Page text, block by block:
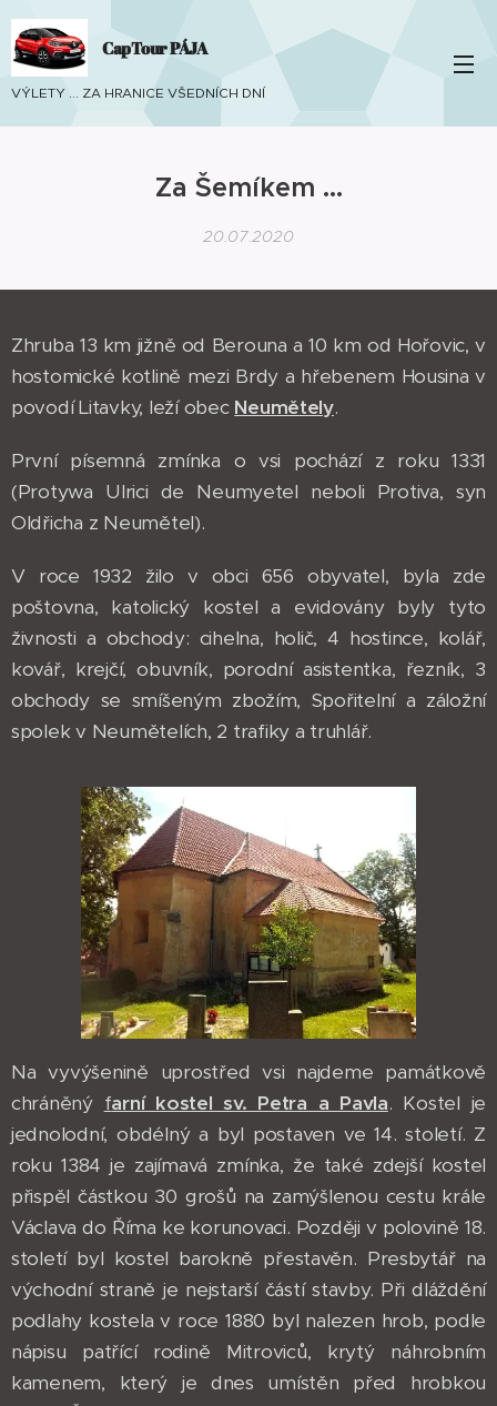
CapTour PÁJA
VÝLETY ... ZA HRANICE VŠEDNÍCH DNÍ
Za Šemíkem ...
20.07.2020
Zhruba 13 km jižně od Berouna a 10 km od Hořovic, v
hostomické kotlině mezi Brdy a hřebenem Housina v
povodí Litavky, leží obec Neumětely.
První písemná zmínka o vsi pochází z roku 1331
(Protywa Ulrici de Neumyetel neboli Protiva, syn
Oldřicha z Neumětel).
V roce 1932 žilo v obci 656 obyvatel, byla zde
poštovna, katolický kostel a evidovány byly tyto
živnosti a obchody: cihelna, holič, 4 hostince, kolář,
kovář, krejčí, obuvník, porodní asistentka, řezník, 3
obchody se smíšeným zbožím, Spořitelní a záložní
spolek v Neumětelích, 2 trafiky a truhlář.
Na vyvýšenině uprostřed vsi najdeme památkově
chráněný farní kostel sv. Petra a Pavla. Kostel je
jednolodní, obdélný a byl postaven ve 14. století. Z
roku 1384 je zajímavá zmínka, že také zdejší kostel
přispěl částkou 30 grošů na zamýšlenou cestu krále
Václava do Říma ke korunovaci. Později v polovině 18.
století byl kostel barokně přestavěn. Presbytář na
východní straně je nejstarší částí stavby. Při dláždění
podlahy kostela v roce 1880 byl nalezen hrob, podle
nápisu patřící rodině Mitroviců, krytý náhrobním
kamenem, který je dnes umístěn před hrobkou